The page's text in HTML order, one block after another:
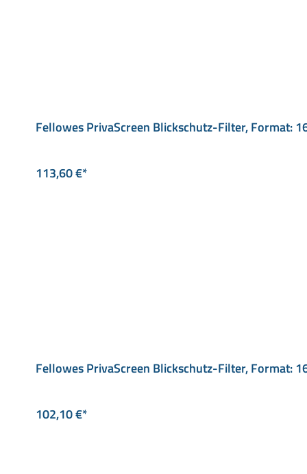
Fellowes PrivaScreen Blickschutz-Filter, Format:
113,60 €*
Fellowes PrivaScreen Blickschutz-Filter, Format:
102,10 €*